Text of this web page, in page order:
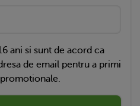
ani si sunt de acord ca
de email pentru a primi